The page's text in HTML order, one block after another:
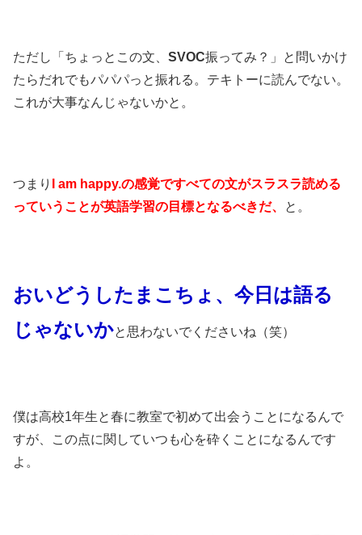
ただし「ちょっとこの文、 SVOC振ってみ？」と問いかけ
たらだれでもパパパっと振れる。テキトーに読んでない。
これが大事なんじゃないかと。
つまり
I am happy.の感覚ですべての文がスラスラ読める
っていうことが英語学習の目標となるべきだ、
と。
おいどうしたまこちょ、今日は語る
じゃないかと思わないでくださいね（笑）
僕は高校1年生と春に教室で初めて出会うことになるんで
すが、この点に関していつも心を砕くことになるんです
よ。